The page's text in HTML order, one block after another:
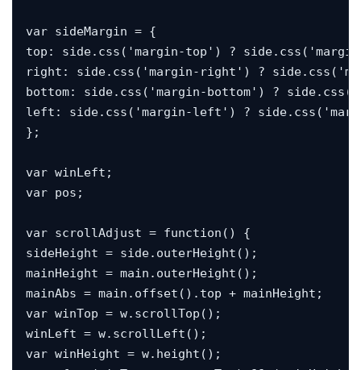
var sideMargin = {
top: side.css('margin-top') ?
right: side.css('margin-right') ?
bottom: side.css('margin-bottom') ?
left: side.css('margin-left') ?
};
var winLeft;
var pos;
var scrollAdjust = function() {
sideHeight = side.outerHeight();
mainHeight = main.outerHeight();
mainAbs = main.offset().top + mainHeight;
var winTop = w.scrollTop();
winLeft = w.scrollLeft();
var winHeight = w.height();